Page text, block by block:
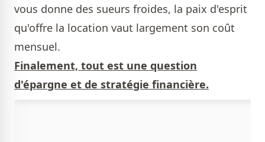
vous donne des sueurs froides, la paix d'esprit
qu'offre la location vaut largement son coût
mensuel.
Finalement, tout est une question
d'épargne et de stratégie financière.